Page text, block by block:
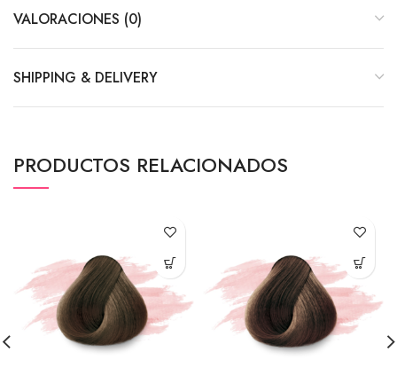
VALORACIONES (0)
SHIPPING & DELIVERY
PRODUCTOS RELACIONADOS